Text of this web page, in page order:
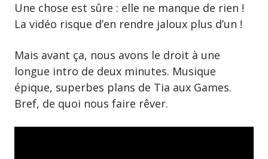
Une chose est sûre : elle ne manque de rien !
La vidéo risque d’en rendre jaloux plus d’un !
Mais avant ça, nous avons le droit à une
longue intro de deux minutes. Musique
épique, superbes plans de Tia aux Games.
Bref, de quoi nous faire rêver.